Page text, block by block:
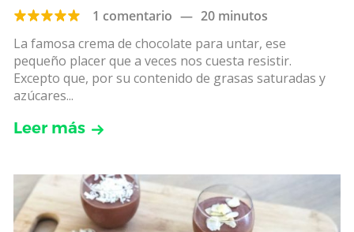
1 comentario — 20 minutos
La famosa crema de chocolate para untar, ese
pequeño placer que a veces nos cuesta resistir.
Excepto que, por su contenido de grasas saturadas y
azúcares...
Leer más